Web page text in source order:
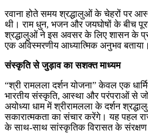
रवाना होते समय श्रद्धालुओं के चेहरों पर
थी। राम धुन, भजन और जयघोषों के बीच पूरा
श्रद्धालुओं ने इस अवसर के लिए शासन के
एक अविस्मरणीय आध्यात्मिक अनुभव बताया।
संस्कृति से जुड़ाव का सशक्त माध्यम
“श्री रामलला दर्शन योजना” केवल एक
भारतीय संस्कृति, आस्था और परंपराओं से
अयोध्या धाम में श्रीरामलला के दर्शन
सकारात्मकता का संचार करेंगे। यह पहल
के साथ-साथ सांस्कृतिक विरासत के संरक्षण